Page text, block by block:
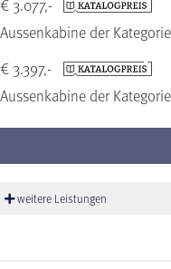
Aussenkabine der
€ 3.077,-
Aussenkabine der
€ 3.397,-
weitere Leistungen